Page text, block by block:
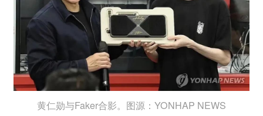
黄仁勋与Faker合影。图源：YONHAP NEWS